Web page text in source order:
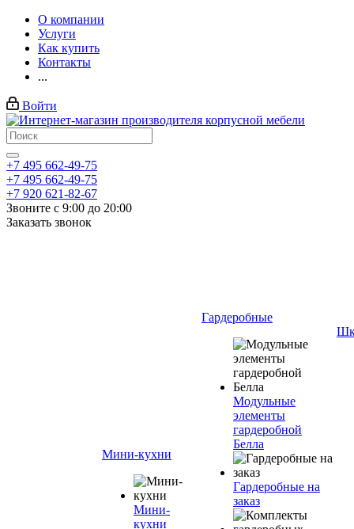
О компании
Услуги
Как купить
Контакты
...
Войти
+7 495 662-49-75
+7 495 662-49-75
+7 920 621-82-67
Звоните с 9:00 до 20:00
Заказать звонок
Мини-кухни
Мини-
кухни
Гардеробные
Модульные
элементы
гардеробной
Белла
Гардеробные на
заказ